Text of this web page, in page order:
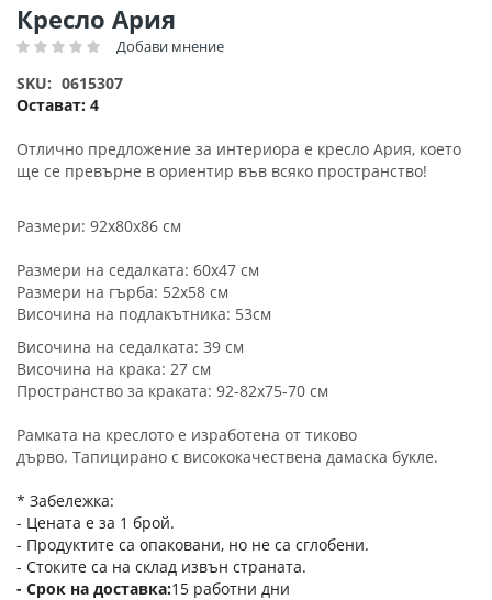
Кресло Ария
Рейтинг: Добави мнение
Остават: 4
SKU 0615307
Отлично предложение за интериора е кресло Ария, което
ще се превърне в ориентир във всяко пространство!
Размери: 92x80x86 см
Размери на седалката: 60х47 см
Размери на гърба: 52х58 см
Височина на подлакътника: 53см
Височина на седалката: 39 см
Височина на крака: 27 см
Пространство за краката: 92-82x75-70 см
Рамката на креслото е изработена от тиково
дърво. Тапицирано с висококачествена дамаска букле.
* Забележка:
- Цената е за 1 брой.
- Продуктите са опаковани, но не са сглобени.
- Стоките са на склад извън страната.
Срок на доставка 15 работни дни
Преминете
към
началото
на
галерия
снимки